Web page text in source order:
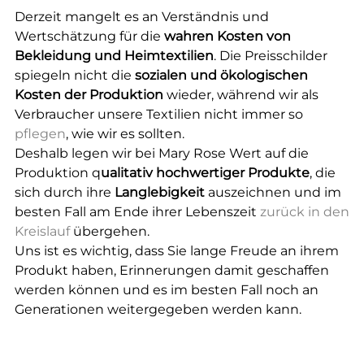
Derzeit mangelt es an Verständnis und
Wertschätzung für die wahren Kosten von
Bekleidung und Heimtextilien. Die Preisschilder
spiegeln nicht die sozialen und ökologischen
Kosten der Produktion wieder, während wir als
Verbraucher unsere Textilien nicht immer so
pflegen, wie wir es sollten.
Deshalb legen wir bei Mary Rose Wert auf die
Produktion qualitativ hochwertiger Produkte, die
sich durch ihre Langlebigkeit auszeichnen und im
besten Fall am Ende ihrer Lebenszeit zurück in den
Kreislaufübergehen.
Uns ist es wichtig, dass Sie lange Freude an ihrem
Produkt haben, Erinnerungen damit geschaffen
werden können und es im besten Fall noch an
Generationen weitergegeben werden kann.